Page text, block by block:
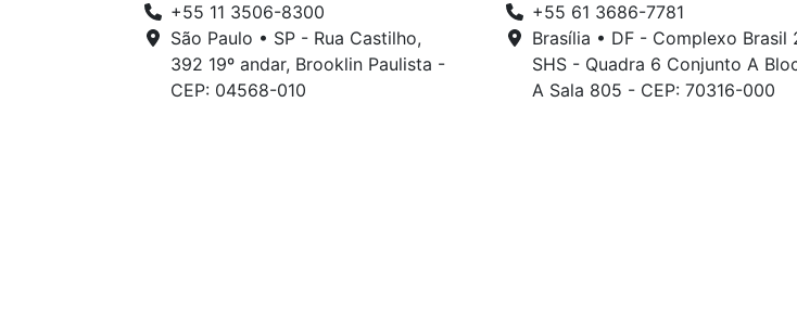
+55 11 3506-8300
São Paulo • SP - Rua Castilho,
392 19º andar, Brooklin Paulista -
CEP: 04568-010
+55 61 3686-7781
Brasília • DF - Complexo Brasil
SHS - Quadra 6 Conjunto A
A Sala 805 - CEP: 70316-000